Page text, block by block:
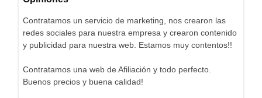
Contratamos un servicio de marketing, nos crearon las
redes sociales para nuestra empresa y crearon contenido
y publicidad para nuestra web. Estamos muy contentos!!
Contratamos una web de Afiliación y todo perfecto.
Buenos precios y buena calidad!